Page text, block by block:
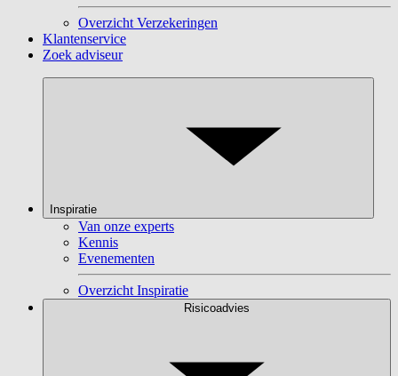
Overzicht Verzekeringen
Klantenservice
Zoek adviseur
Inspiratie
Van onze experts
Kennis
Evenementen
Overzicht Inspiratie
Risicoadvies